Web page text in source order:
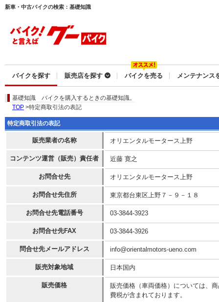
新車・中古バイクの検索：基礎知識
バイクを探す 販売店を探す バイクを売る メンテナンス
基礎知識 バイクを購入するときの基礎知識。
TOP >特定商取引法の表記
特定商取引法の表記
販売業者の名称 オリエンタルモータース上野
コンテンツ運営（販売）責任者 近藤 寛之
お問合せ先 オリエンタルモータース上野
お問合せ先住所 東京都台東区上野７－９－１８
お問合せ先電話番号 03-3844-3923
お問合せ先FAX 03-3844-3926
問合せ先メールアドレス info@orientalmotors-ueno.com
販売対象地域 日本国内
販売価格
販売価格（車両価格）については、
費税が含まれております。